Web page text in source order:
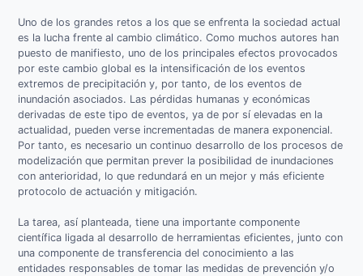
Uno de los grandes retos a los que se enfrenta la sociedad actual
es la lucha frente al cambio climático. Como muchos autores han
puesto de manifiesto, uno de los principales efectos provocados
por este cambio global es la intensificación de los eventos
extremos de precipitación y, por tanto, de los eventos de
inundación asociados. Las pérdidas humanas y económicas
derivadas de este tipo de eventos, ya de por sí elevadas en la
actualidad, pueden verse incrementadas de manera exponencial.
Por tanto, es necesario un continuo desarrollo de los procesos de
modelización que permitan prever la posibilidad de inundaciones
con anterioridad, lo que redundará en un mejor y más eficiente
protocolo de actuación y mitigación.
La tarea, así planteada, tiene una importante componente
científica ligada al desarrollo de herramientas eficientes, junto con
una componente de transferencia del conocimiento a las
entidades responsables de tomar las medidas de prevención y/o